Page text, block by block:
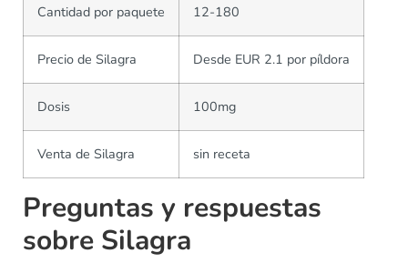
Cantidad por paquete 12-180
Precio de Silagra Desde EUR 2.1 por píldora
Dosis 100mg
Venta de Silagra sin receta
Preguntas y respuestas
sobre Silagra